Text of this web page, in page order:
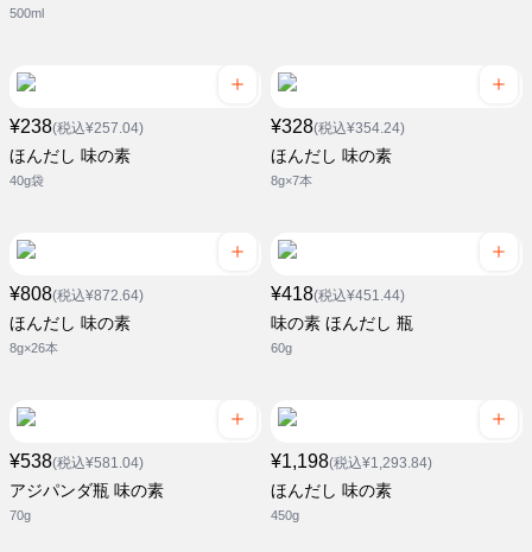
500ml
¥238(税込¥257.04)
ほんだし 味の素
40g袋
¥328(税込¥354.24)
ほんだし 味の素
8g×7本
¥808(税込¥872.64)
ほんだし 味の素
8g×26本
¥418(税込¥451.44)
味の素 ほんだし 瓶
60g
¥538(税込¥581.04)
アジパンダ瓶 味の素
70g
¥1,198(税込¥1,293.84)
ほんだし 味の素
450g